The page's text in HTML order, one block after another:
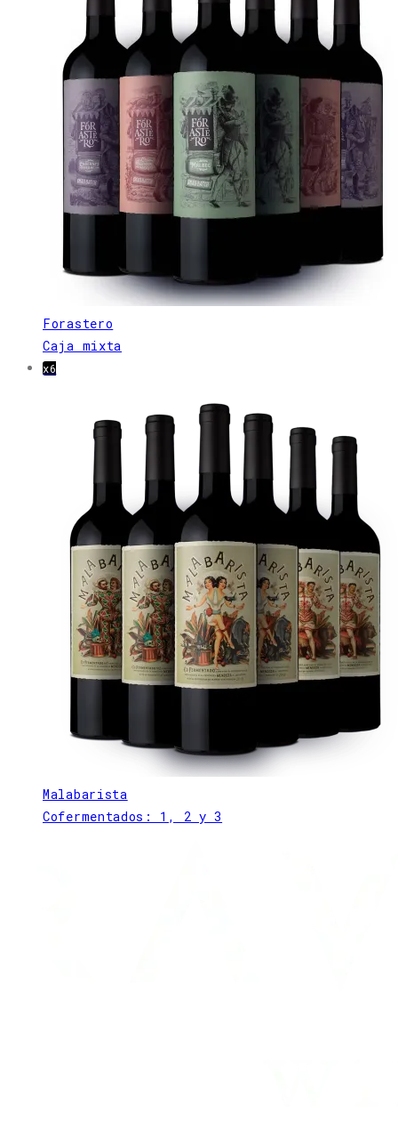
Forastero
Caja mixta
x6
Malabarista
Cofermentados: 1, 2 y 3